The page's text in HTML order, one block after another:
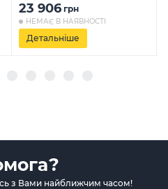
23 906 грн
НЕМАЄ В НАЯВНОСТІ
Детальніше
з Вами найближчим часом!